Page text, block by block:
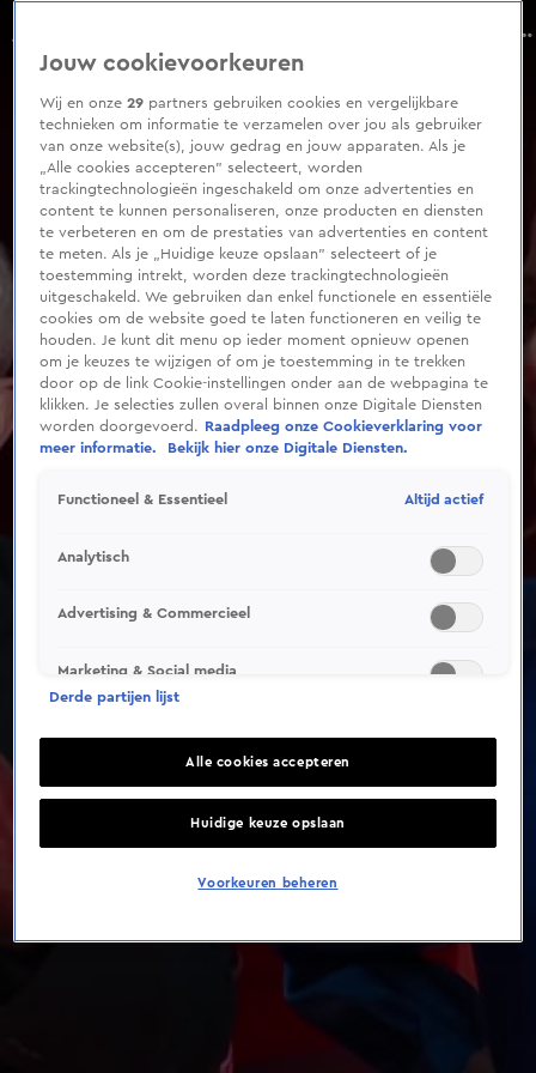
Ilse Warringa maakt satirische serie over castingbureau
Seizoen 2023
of
seconds
Jouw cookievoorkeuren
Wij en onze29 partners gebruiken cookies en vergelijkbare
technieken om informatie te verzamelen over jou als gebruiker
van onze website(s), jouw gedrag en jouw apparaten. Als je
„Alle cookies accepteren” selecteert, worden
trackingtechnologieën ingeschakeld om onze advertenties en
content te kunnen personaliseren, onze producten en diensten
te verbeteren en om de prestaties van advertenties en content
te meten. Als je „Huidige keuze opslaan” selecteert of je
toestemming intrekt, worden deze trackingtechnologieën
uitgeschakeld. We gebruiken dan enkel functionele en essentiële
cookies om de website goed te laten functioneren en veilig te
houden. Je kunt dit menu op ieder moment opnieuw openen
om je keuzes te wijzigen of om je toestemming in te trekken
door op de link Cookie-instellingen onder aan de webpagina te
klikken. Je selecties zullen overal binnen onze Digitale Diensten
worden doorgevoerd.
Raadpleeg onze Cookieverklaring voor
meer informatie.
Bekijk hier onze Digitale Diensten.
Functioneel & Essentieel Altijd actief
Analytisch
Advertising & Commercieel
Marketing & Social media
Derde partijen lijst
Alle cookies accepteren
Huidige keuze opslaan
Voorkeuren beheren